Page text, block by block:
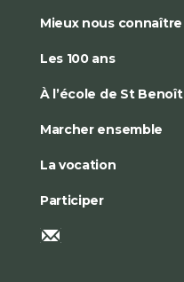
Mieux nous connaître
Les 100 ans
À l’école de St Benoît
Marcher ensemble
La vocation
Participer